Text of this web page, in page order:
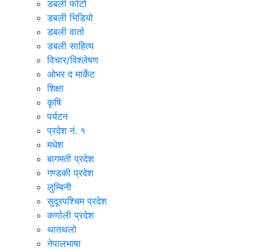
डबली फोटो
डबली भिडियो
डबली वार्ता
डबली साहित्य
विचार/विश्‍लेषण
ओभर द मार्केट
शिक्षा
कृषि
पर्यटन
प्रदेश नं. १
मधेश
बागमती प्रदेश
गण्डकी प्रदेश
लुम्बिनी
सुदूरपश्चिम प्रदेश
कर्णाली प्रदेश
थातथलो
नेपालभाषा